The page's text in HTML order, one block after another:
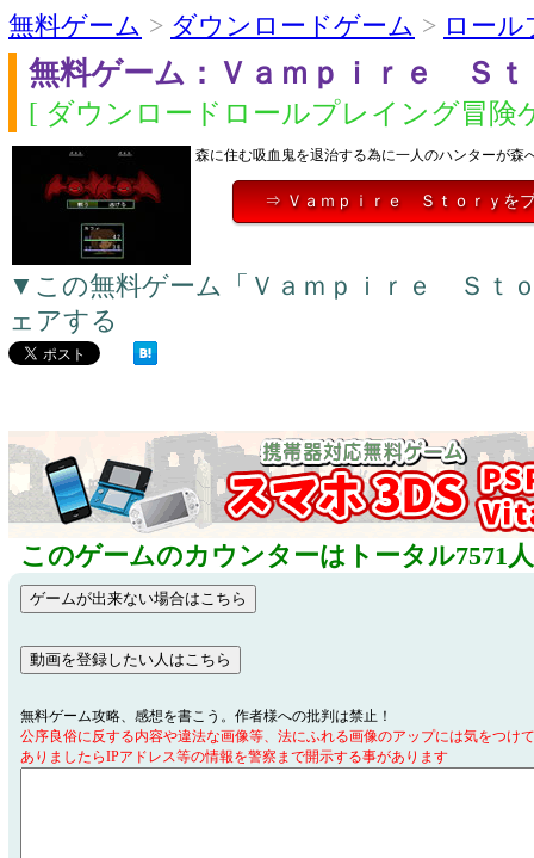
無料ゲーム > ダウンロードゲーム > ロー
無料ゲーム：Ｖａｍｐｉｒｅ Ｓｔ
[ ダウンロードロールプレイング冒険
森に住む吸血鬼を退治する為に一人のハンターが森
⇒ Ｖａｍｐｉｒｅ Ｓｔｏｒｙを
▼この無料ゲーム「Ｖａｍｐｉｒｅ Ｓｔ
ェアする
このゲームのカウンターはトータル7571
無料ゲーム攻略、感想を書こう。作者様への批判は禁止！
公序良俗に反する内容や違法な画像等、法にふれる画像のアップには気をつけ
ありましたらIPアドレス等の情報を警察まで開示する事があります